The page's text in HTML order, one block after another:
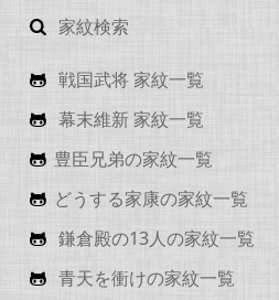
家紋検索
戦国武将 家紋一覧
幕末維新 家紋一覧
豊臣兄弟の家紋一覧
どうする家康の家紋一覧
鎌倉殿の13人の家紋一覧
青天を衝けの家紋一覧